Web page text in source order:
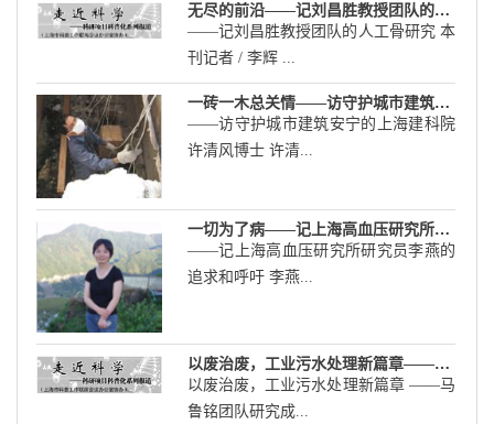
无尽的前沿——记刘昌胜教授团队的人工骨研究
――记刘昌胜教授团队的人工骨研究 本
刊记者 / 李辉 ...
一砖一木总关情——访守护城市建筑安宁的上海建科院许清风博士
――访守护城市建筑安宁的上海建科院
许清风博士 许清...
一切为了病——记上海高血压研究所研究员李燕的追求和呼吁
――记上海高血压研究所研究员李燕的
追求和呼吁 李燕...
以废治废，工业污水处理新篇章——马鲁铭团队研究成果记
以废治废，工业污水处理新篇章 ――马
鲁铭团队研究成...